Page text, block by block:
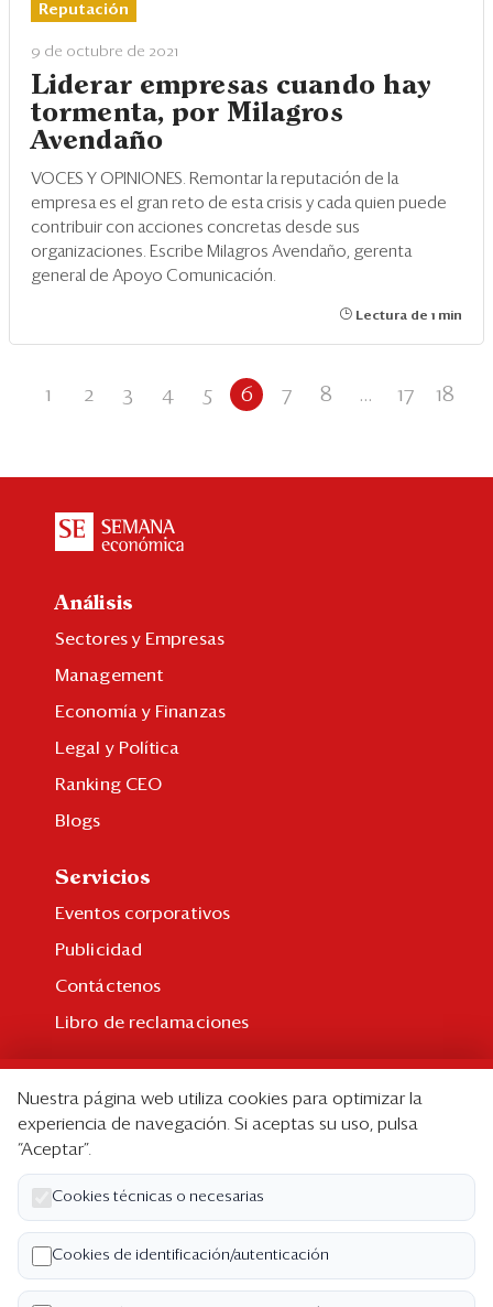
Reputación
9 de octubre de 2021
Liderar empresas cuando hay
tormenta, por Milagros
Avendaño
VOCES Y OPINIONES. Remontar la reputación de la
empresa es el gran reto de esta crisis y cada quien puede
contribuir con acciones concretas desde sus
organizaciones. Escribe Milagros Avendaño, gerenta
general de Apoyo Comunicación.
Lectura de 1 min
1 2 3 4 5 6 7 8 ... 17 18
Análisis
Sectores y Empresas
Management
Economía y Finanzas
Legal y Política
Ranking CEO
Blogs
Servicios
Eventos corporativos
Publicidad
Contáctenos
Libro de reclamaciones
Suscripción individual
Paquetes corporativos
Edición Impresa
Nosotros
Quiénes somos
Nuestra página web utiliza cookies para optimizar la
experiencia de navegación. Si aceptas su uso, pulsa
“Aceptar”.
Cookies técnicas o necesarias
Cookies de identificación/autenticación